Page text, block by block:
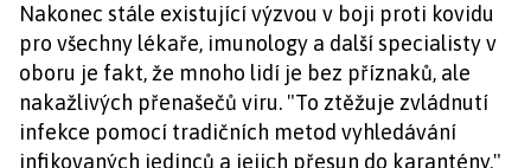
Nakonec stále existující výzvou v boji proti kovidu
pro všechny lékaře, imunology a další specialisty v
oboru je fakt, že mnoho lidí je bez příznaků, ale
nakažlivých přenašečů viru. "To ztěžuje zvládnutí
infekce pomocí tradičních metod vyhledávání
infikovaných jedinců a jejich přesun do karantény,"